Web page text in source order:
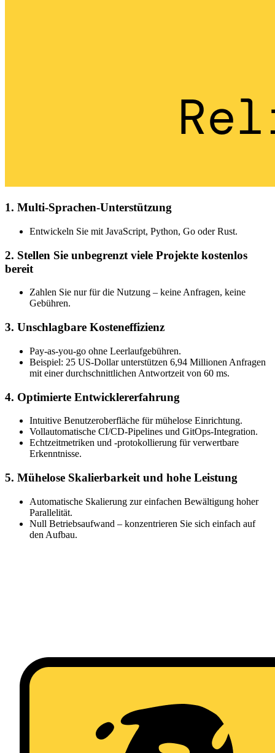
1. Multi-Sprachen-Unterstützung
Entwickeln Sie mit JavaScript, Python, Go oder Rust.
2. Stellen Sie unbegrenzt viele Projekte kostenlos
bereit
Zahlen Sie nur für die Nutzung – keine Anfragen, keine
Gebühren.
3. Unschlagbare Kosteneffizienz
Pay-as-you-go ohne Leerlaufgebühren.
Beispiel: 25 US-Dollar unterstützen 6,94 Millionen Anfragen
mit einer durchschnittlichen Antwortzeit von 60 ms.
4. Optimierte Entwicklererfahrung
Intuitive Benutzeroberfläche für mühelose Einrichtung.
Vollautomatische CI/CD-Pipelines und GitOps-Integration.
Echtzeitmetriken und -protokollierung für verwertbare
Erkenntnisse.
5. Mühelose Skalierbarkeit und hohe Leistung
Automatische Skalierung zur einfachen Bewältigung hoher
Parallelität.
Null Betriebsaufwand – konzentrieren Sie sich einfach auf
den Aufbau.